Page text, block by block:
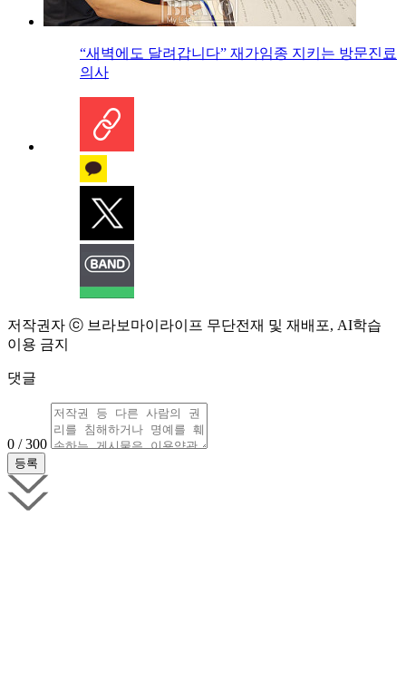
“새벽에도 달려갑니다” 재가임종 지키는 방문진료
의사
저작권자 ⓒ 브라보마이라이프 무단전재 및 재배포, AI학습
이용 금지
댓글
0 / 300